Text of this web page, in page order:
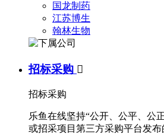
国龙制药
江苏博生
翰林生物
招标采购 
招标采购
乐鱼在线坚持“公开、公平、公
或招采项目第三方采购平台发布